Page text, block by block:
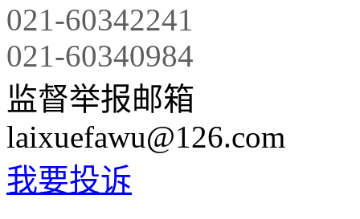
021-60342241
021-60340984
监督举报邮箱
laixuefawu@126.com
我要投诉